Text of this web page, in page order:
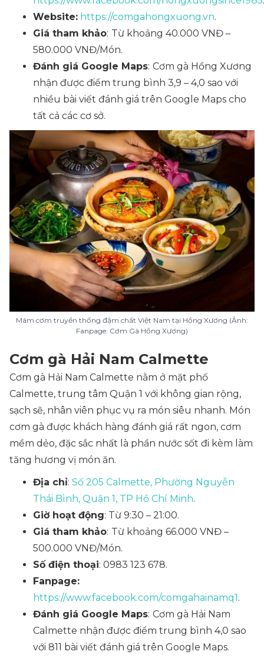
Website: https://comgahongxuong.vn.
Giá tham khảo: Từ khoảng 40.000 VNĐ –
580.000 VNĐ/Món.
Đánh giá Google Maps: Cơm gà Hồng Xương
nhận được điểm trung bình 3,9 – 4,0 sao với
nhiều bài viết đánh giá trên Google Maps cho
tất cả các cơ sở.
Mâm cơm truyền thống đậm chất Việt Nam tại Hồng Xương (Ảnh:
Fanpage: Cơm Gà Hồng Xương)
Cơm gà Hải Nam Calmette
Cơm gà Hải Nam Calmette nằm ở mặt phố
Calmette, trung tâm Quận 1 với không gian rộng,
sạch sẽ, nhân viên phục vụ ra món siêu nhanh. Món
cơm gà được khách hàng đánh giá rất ngon, cơm
mềm dẻo, đặc sắc nhất là phần nước sốt đi kèm làm
tăng hương vị món ăn.
Địa chỉ: Số 205 Calmette, Phường Nguyễn
Thái Bình, Quận 1, TP Hồ Chí Minh.
Giờ hoạt động: Từ 9:30 – 21:00.
Giá tham khảo: Từ khoảng 66.000 VNĐ –
500.000 VNĐ/Món.
Số điện thoại: 0983 123 678.
Fanpage:
https://www.facebook.com/comgahainamq1.
Đánh giá Google Maps: Cơm gà Hải Nam
Calmette nhận được điểm trung bình 4,0 sao
với 811 bài viết đánh giá trên Google Maps.